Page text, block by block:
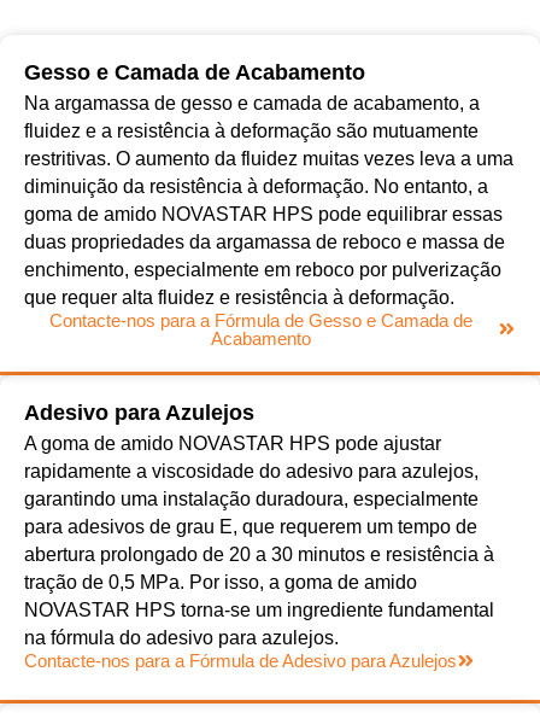
Gesso e Camada de Acabamento
Na argamassa de gesso e camada de acabamento, a
fluidez e a resistência à deformação são mutuamente
restritivas. O aumento da fluidez muitas vezes leva a uma
diminuição da resistência à deformação. No entanto, a
goma de amido NOVASTAR HPS pode equilibrar essas
duas propriedades da argamassa de reboco e massa de
enchimento, especialmente em reboco por pulverização
que requer alta fluidez e resistência à deformação.
Contacte-nos para a Fórmula de Gesso e Camada de
Acabamento
Adesivo para Azulejos
A goma de amido NOVASTAR HPS pode ajustar
rapidamente a viscosidade do adesivo para azulejos,
garantindo uma instalação duradoura, especialmente
para adesivos de grau E, que requerem um tempo de
abertura prolongado de 20 a 30 minutos e resistência à
tração de 0,5 MPa. Por isso, a goma de amido
NOVASTAR HPS torna-se um ingrediente fundamental
na fórmula do adesivo para azulejos.
Contacte-nos para a Fórmula de Adesivo para Azulejos